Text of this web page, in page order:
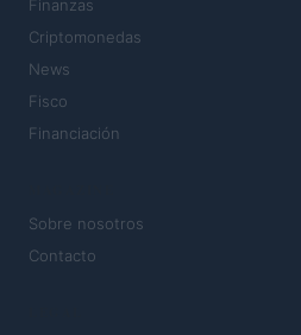
Finanzas
Criptomonedas
News
Fisco
Financiación
Sobre nosotros
Contacto